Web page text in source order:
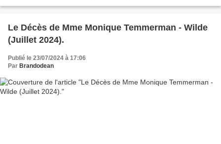
Le Décès de Mme Monique Temmerman - Wilde
(Juillet 2024).
Publié le 23/07/2024 à 17:06
Par Brandodean